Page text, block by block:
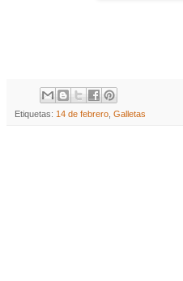
Etiquetas: 14 de febrero Galletas